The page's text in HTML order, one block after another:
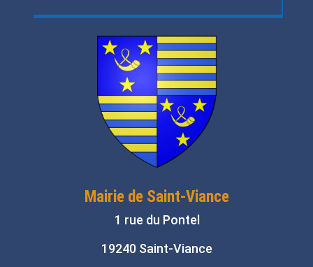
Mairie de Saint-Viance
1 rue du Pontel
19240 Saint-Viance